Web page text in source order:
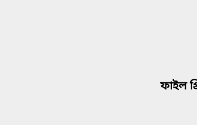
ফাইল